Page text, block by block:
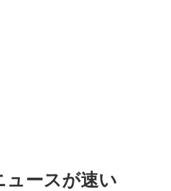
ュースが速い